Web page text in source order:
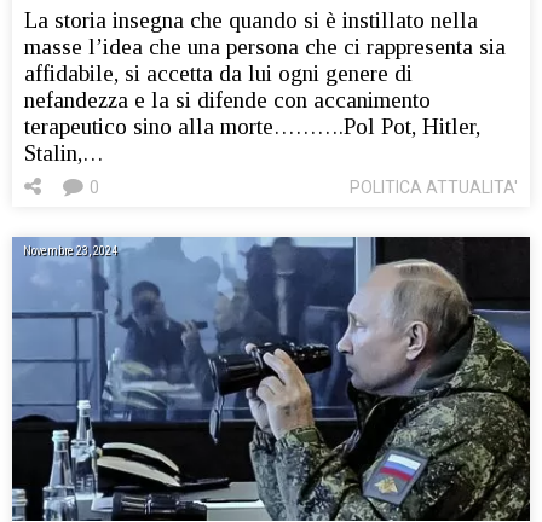
La storia insegna che quando si è instillato nella
masse l’idea che una persona che ci rappresenta sia
affidabile, si accetta da lui ogni genere di
nefandezza e la si difende con accanimento
terapeutico sino alla morte……….Pol Pot, Hitler,
Stalin,…
POLITICA ATTUALITA'
0
Novembre 23, 2024